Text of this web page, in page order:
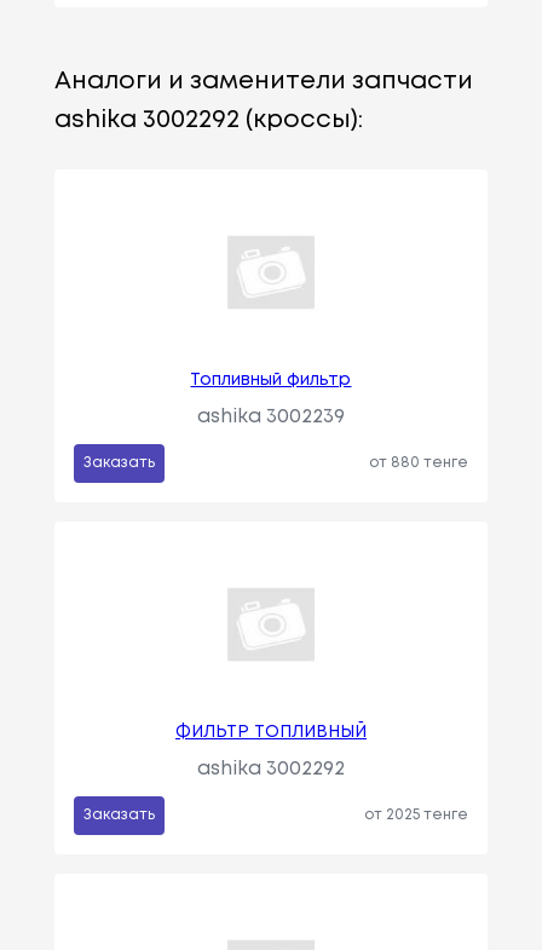
Аналоги и заменители запчасти
ashika 3002292 (кроссы):
Топливный фильтр
ashika 3002239
Заказать от 880 тенге
ФИЛЬТР ТОПЛИВНЫЙ
ashika 3002292
Заказать от 2025 тенге